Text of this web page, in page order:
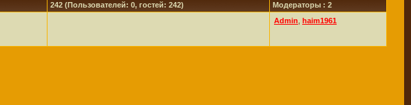
242 (Пользователей: 0, гостей: 242) Модераторы : 2
Admin haim1961